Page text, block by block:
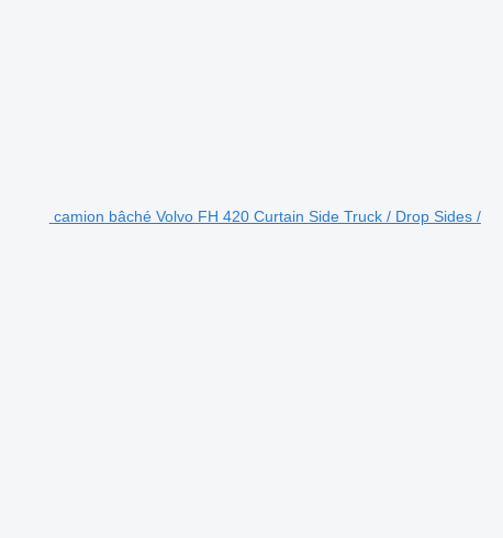
camion bâché Volvo FH 420 Curtain Side Truck / Drop Sides /